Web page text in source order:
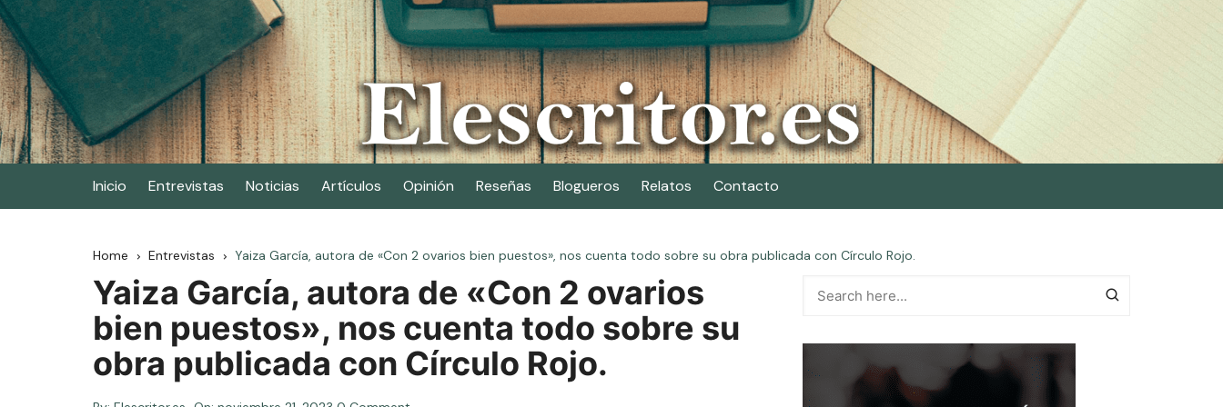
Skip
to
content
Elescritor.es
El periódico digital de los escritores
Inicio Entrevistas Noticias Artículos Opinión Reseñas Blogueros Relatos Contacto
Home Entrevistas Yaiza García, autora de «Con 2 ovarios bien puestos», nos cuenta todo sobre su obra publicada con Círculo Rojo.
Yaiza García, autora de «Con 2 ovarios
bien puestos», nos cuenta todo sobre su
obra publicada con Círculo Rojo.